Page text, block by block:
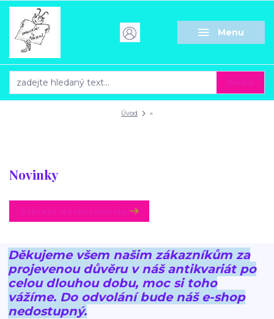
Menu
Úvod »
Novinky
Děkujeme všem našim zákazníkům za
projevenou důvěru v náš antikvariát po
celou dlouhou dobu, moc si toho
vážíme. Do odvolání bude náš e-shop
nedostupný.